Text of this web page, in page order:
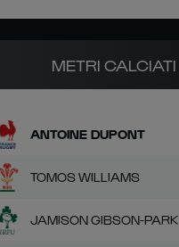
METRI CALCIATI
ANTOINE DUPONT
TOMOS WILLIAMS
JAMISON GIBSON-PARK